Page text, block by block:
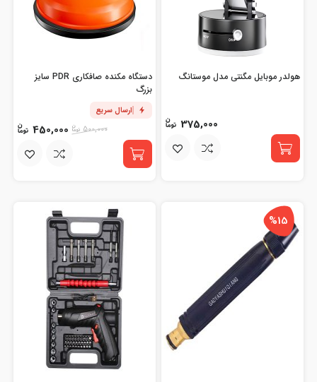
هولدر موبایل مگنتی مدل موستانگ
375,000
دستگاه مکنده صافکاری PDR سایز
بزرگ
ارسال سریع
500,000
450,000
%15